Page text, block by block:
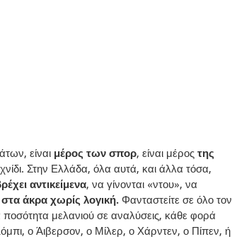
είναι μέρος των σπορ, είναι μέρος της
Στην Ελλάδα, όλα αυτά, και άλλα τόσα,
αντικείμενα, να γίνονται «ντου», να
στα άκρα χωρίς λογική. Φανταστείτε σε όλο τον
ποσότητα μελανιού σε αναλύσεις, κάθε φορά
ο Άιβερσον, ο Μίλερ, ο Χάρντεν, ο Πίπεν, ή